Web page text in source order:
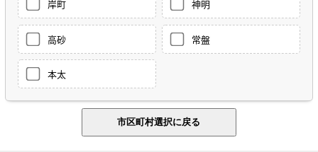
岸町 神明
高砂 常盤
本太